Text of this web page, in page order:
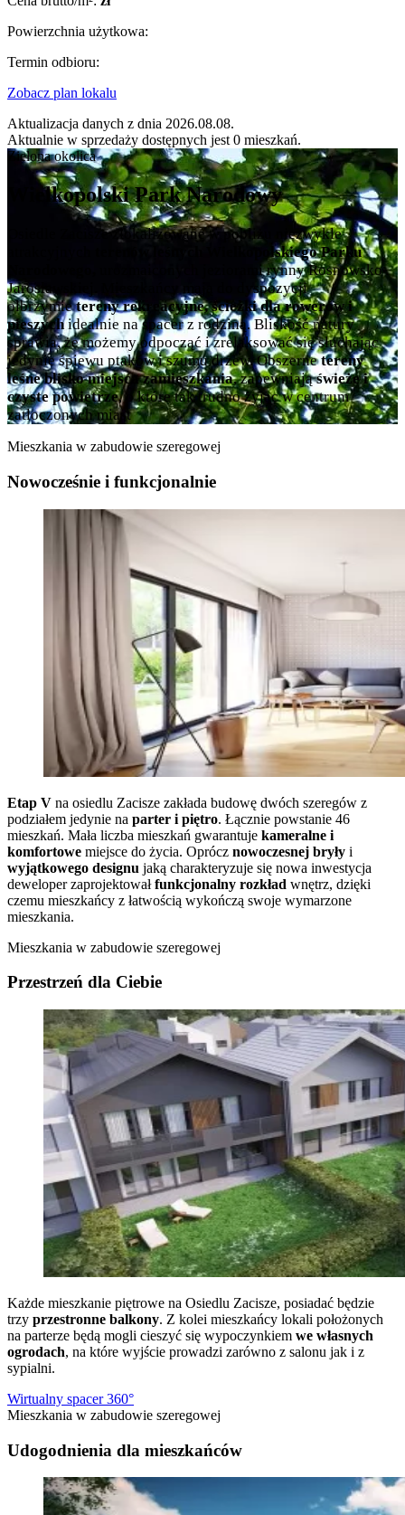
Powierzchnia użytkowa:
Termin odbioru:
Zobacz plan lokalu
Aktualizacja danych z dnia 2026.08.08.
Aktualnie w sprzedaży dostępnych jest 0 mieszkań.
Zielona okolica
Wielkopolski Park Narodowy
Osiedle Zacisze zlokalizowane w pobliżu niezwykle
terenów leśnych Wielkopolskiego Parku
urozmaiconych jeziorami rynny Rosnowsko-
Jarosławskiej. Mieszkańcy mają do dyspozycji
olbrzymietereny rekreacyjne, ścieżki dla rowerów i
pieszychidealnie na spacer z rodziną. Bliskość natury
sprawia, że możemy odpocząć i zrelaksować się słuchając
jedynie śpiewu ptaków i szumu drzew. Obszernetereny
leśne blisko miejsca zamieszkania, zapewniająświeże i
czyste powietrze, o które tak trudno żyjąc w centrum
zatłoczonych miast
Mieszkania w zabudowie szeregowej
Nowocześnie i funkcjonalnie
Etap V na osiedlu Zacisze zakłada budowę dwóch szeregów z
podziałem jedynie na parter i piętro. Łącznie powstanie 46
mieszkań. Mała liczba mieszkań gwarantuje kameralne i
komfortowe miejsce do życia. Oprócz nowoczesnej bryły i
wyjątkowego designu jaką charakteryzuje się nowa inwestycja
deweloper zaprojektowałfunkcjonalny rozkład wnętrz, dzięki
czemu mieszkańcy z łatwością wykończą swoje wymarzone
mieszkania.
Mieszkania w zabudowie szeregowej
Przestrzeń dla Ciebie
Każde mieszkanie piętrowe na Osiedlu Zacisze, posiadać będzie
trzy przestronne balkony. Z kolei mieszkańcy lokali położonych
na parterze będą mogli cieszyć się wypoczynkiem we własnych
ogrodach, na które wyjście prowadzi zarówno z salonu jak i z
sypialni.
Wirtualny spacer 360°
Mieszkania w zabudowie szeregowej
Udogodnienia dla mieszkańców